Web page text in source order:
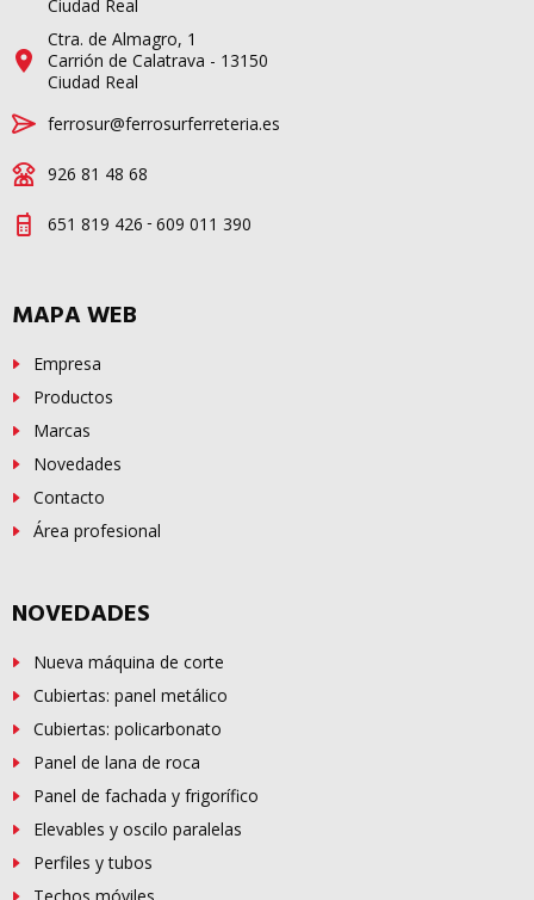
Ciudad Real
Ctra. de Almagro, 1
Carrión de Calatrava - 13150
Ciudad Real
ferrosur@ferrosurferreteria.es
926 81 48 68
651 819 426 - 609 011 390
MAPA WEB
Empresa
Productos
Marcas
Novedades
Contacto
Área profesional
NOVEDADES
Nueva máquina de corte
Cubiertas: panel metálico
Cubiertas: policarbonato
Panel de lana de roca
Panel de fachada y frigorífico
Elevables y oscilo paralelas
Perfiles y tubos